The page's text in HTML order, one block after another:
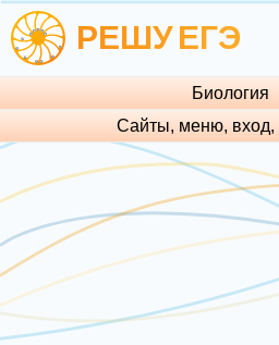
РЕШУЕГЭ
Биология
Сайты, меню, вход,